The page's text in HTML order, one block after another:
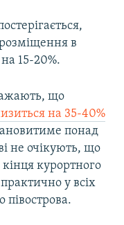
в
15-20%.
що
на 35-40%
понад
не очікують, що
курортного
у всіх
півострова.